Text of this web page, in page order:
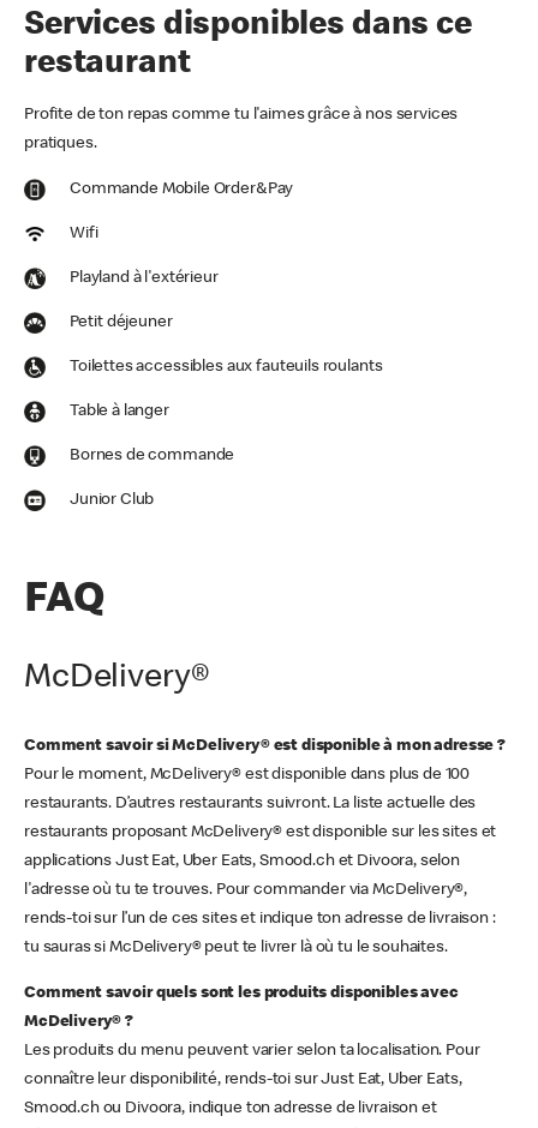
Services disponibles dans ce
restaurant
Profite de ton repas comme tu l'aimes grâce à nos services
pratiques.
Commande Mobile Order&Pay
Wifi
Playland à l'extérieur
Petit déjeuner
Toilettes accessibles aux fauteuils roulants
Table à langer
Bornes de commande
Junior Club
FAQ
McDelivery®
Comment savoir si McDelivery® est disponible à mon adresse ?
Pour le moment, McDelivery® est disponible dans plus de 100
restaurants. D’autres restaurants suivront. La liste actuelle des
restaurants proposant McDelivery® est disponible sur les sites et
applications Just Eat, Uber Eats, Smood.ch et Divoora, selon
l'adresse où tu te trouves. Pour commander via McDelivery®,
rends-toi sur l’un de ces sites et indique ton adresse de livraison :
tu sauras si McDelivery® peut te livrer là où tu le souhaites.
Comment savoir quels sont les produits disponibles avec
McDelivery® ?
Les produits du menu peuvent varier selon ta localisation. Pour
connaître leur disponibilité, rends-toi sur Just Eat, Uber Eats,
Smood.ch ou Divoora, indique ton adresse de livraison et